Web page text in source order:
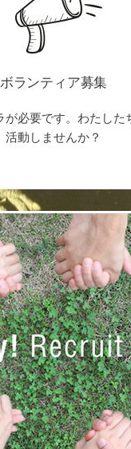
ボランティア募集
が必要です。わたした
活動しませんか？